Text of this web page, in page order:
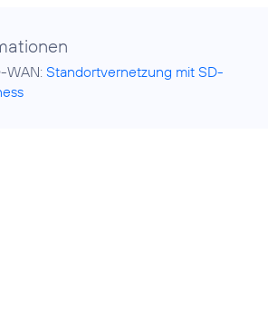
WAN: Standortvernetzung mit SD-